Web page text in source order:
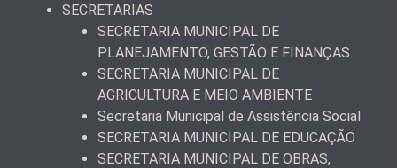
SECRETARIAS
SECRETARIA MUNICIPAL DE
PLANEJAMENTO, GESTÃO E FINANÇAS.
SECRETARIA MUNICIPAL DE
AGRICULTURA E MEIO AMBIENTE
Secretaria Municipal de Assistência Social
SECRETARIA MUNICIPAL DE EDUCAÇÃO
SECRETARIA MUNICIPAL DE OBRAS,